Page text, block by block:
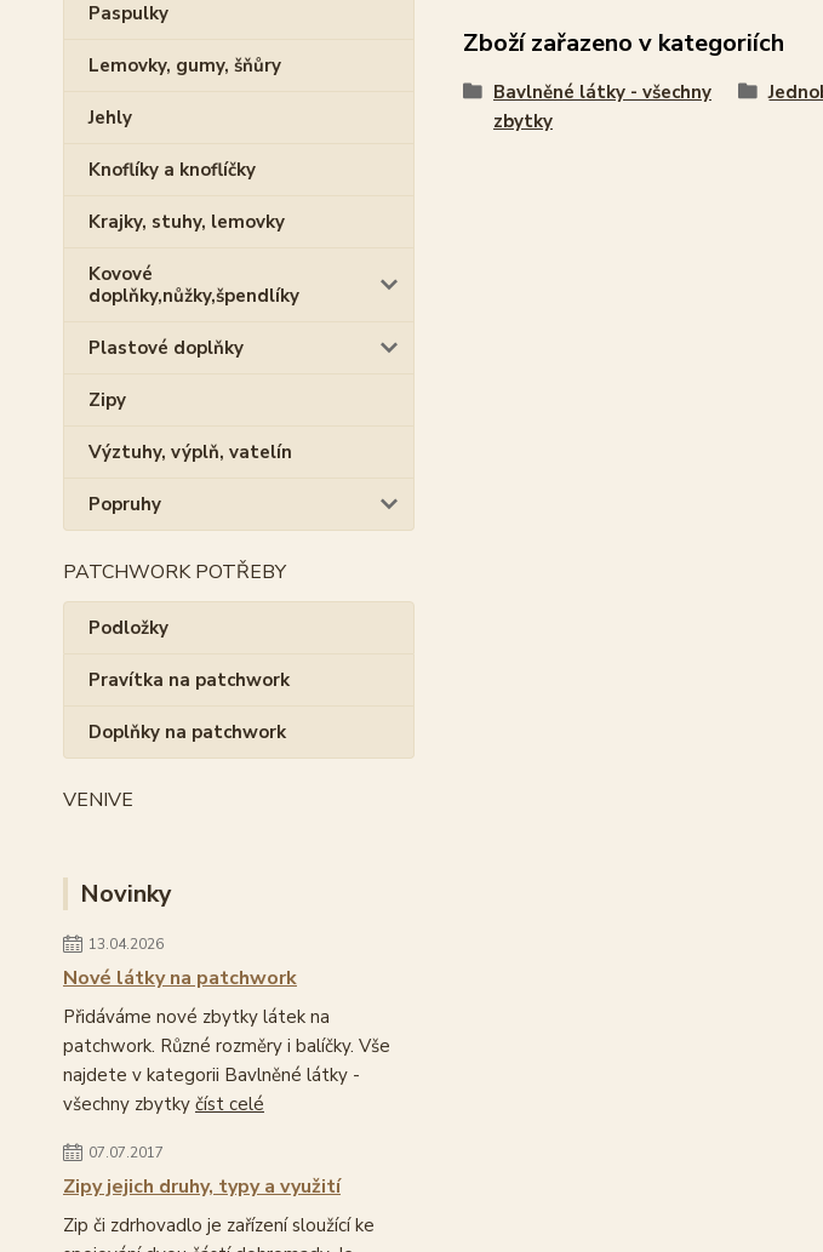
Paspulky
Lemovky, gumy, šňůry
Jehly
Knoflíky a knoflíčky
Krajky, stuhy, lemovky
Kovové
doplňky,nůžky,špendlíky
Plastové doplňky
Zipy
Výztuhy, výplň, vatelín
Popruhy
PATCHWORK POTŘEBY
Podložky
Pravítka na patchwork
Doplňky na patchwork
VENIVE
Novinky
13.04.2026
Nové látky na patchwork
Přidáváme nové zbytky látek na
patchwork. Různé rozměry i balíčky. Vše
najdete v kategorii Bavlněné látky -
všechny zbytky číst celé
07.07.2017
Zipy jejich druhy, typy a využití
Zip či zdrhovadlo je zařízení sloužící ke
Zboží zařazeno v kategoriích
Bavlněné látky - všechny
zbytky